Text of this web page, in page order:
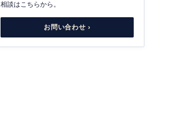
相談はこちらから。
お問い合わせ ›